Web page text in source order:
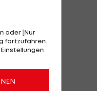
oder [Nur
fortzufahren.